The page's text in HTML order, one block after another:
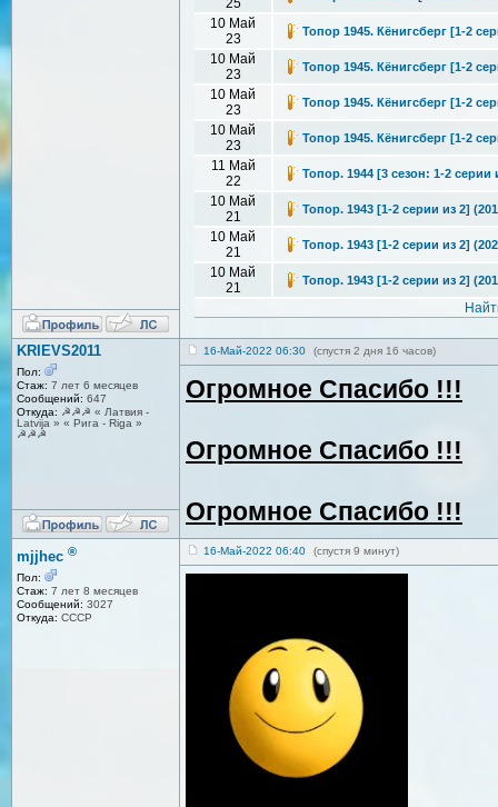
25
10 Май
23
Топор 1945. Кёнигсберг [1-2
10 Май
23
Топор 1945. Кёнигсберг [1-2
10 Май
23
Топор 1945. Кёнигсберг [1-2
10 Май
23
Топор 1945. Кёнигсберг [1-2
11 Май
22
Топор. 1944 [3 сезон: 1-2 серии
10 Май
21
Топор. 1943 [1-2 серии из 2]
10 Май
21
Топор. 1943 [1-2 серии из 2]
10 Май
21
Топор. 1943 [1-2 серии из 2]
KRIEVS2011
Пол:
Стаж: 7 лет 6 месяцев
Сообщений: 647
Откуда: ☭☭☭ « Латвия -
Latvija » « Рига - Riga »
☭☭☭
16-Май-2022 06:30 (спустя 2 дня 16 часов)
Огромное Спасибо !!!
Огромное Спасибо !!!
Огромное Спасибо !!!
mjjhec ®
Пол:
Стаж: 7 лет 8 месяцев
Сообщений: 3027
Откуда: СССР
16-Май-2022 06:40 (спустя 9 минут)